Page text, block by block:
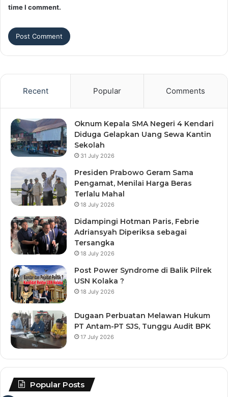
time I comment.
Recent Popular Comments
Oknum Kepala SMA Negeri 4 Kendari
Diduga Gelapkan Uang Sewa Kantin
Sekolah
31 July 2026
Presiden Prabowo Geram Sama
Pengamat, Menilai Harga Beras
Terlalu Mahal
18 July 2026
Didampingi Hotman Paris, Febrie
Adriansyah Diperiksa sebagai
Tersangka
18 July 2026
Post Power Syndrome di Balik Pilrek
USN Kolaka ?
18 July 2026
Dugaan Perbuatan Melawan Hukum
PT Antam-PT SJS, Tunggu Audit BPK
17 July 2026
Popular Posts